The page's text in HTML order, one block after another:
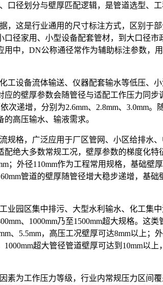
口径划分与壁厚匹配逻辑，是管道选型、
，这是行业通用的尺寸标注方式，区别
径家用、小型设备配套管材，到大口径
中，DN公称通径常作为辅助标注参数
工设备流体输送、仪器配套输水等低压、
的壁厚参数会随管径与适配工作压力同步
次递增，分别为2.6mm、2.8mm、
高压输水、输液需求。
规格，广泛应用于厂区管网、小区给排水
绝大多数常规工况，壁厚参数的梯度化
；外径110mm作为工程常用规格，基础
管道的壁厚随管径增大稳步递增，基
业园区集中排污、大型水利输水、化工集
、1000mm乃至1500mm超大规格。
、5.5mm，高压工况壁厚可达8mm以上
1000mm超大管径管道壁厚可达到10mm
素为工作压力等级，行业内常规压力区间